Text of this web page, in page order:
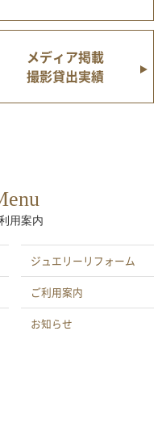
メディア掲載
撮影貸出実績
用案内
ジュエリーリフォーム
ご利用案内
お知らせ